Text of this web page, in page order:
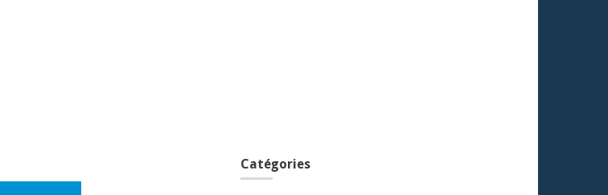
Catégories